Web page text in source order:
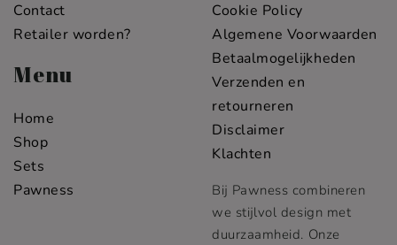
Contact
Retailer worden?
Menu
Home
Shop
Sets
Pawness
Cookie Policy
Algemene Voorwaarden
Betaalmogelijkheden
Verzenden en
retourneren
Disclaimer
Klachten
Bij Pawness combineren
we stijlvol design met
duurzaamheid. Onze